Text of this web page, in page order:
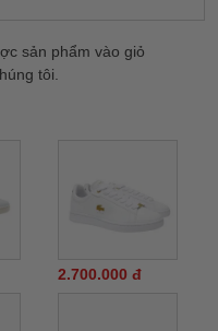
sản phẩm vào giỏ
tôi.
2.700.000 đ